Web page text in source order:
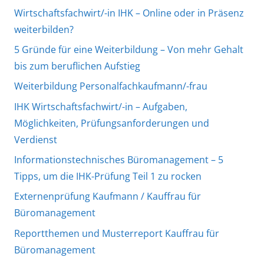
Wirtschaftsfachwirt/-in IHK – Online oder in Präsenz
weiterbilden?
5 Gründe für eine Weiterbildung – Von mehr Gehalt
bis zum beruflichen Aufstieg
Weiterbildung Personalfachkaufmann/-frau
IHK Wirtschaftsfachwirt/-in – Aufgaben,
Möglichkeiten, Prüfungsanforderungen und
Verdienst
Informationstechnisches Büromanagement – 5
Tipps, um die IHK-Prüfung Teil 1 zu rocken
Externenprüfung Kaufmann / Kauffrau für
Büromanagement
Reportthemen und Musterreport Kauffrau für
Büromanagement